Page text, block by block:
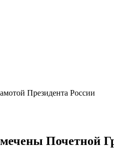
Президента России
Почетной